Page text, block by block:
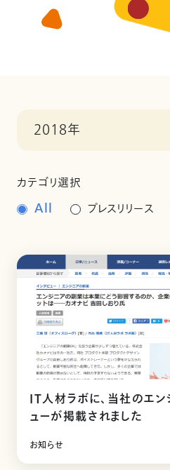
2018年
カテゴリ選択
All プレスリリース
IT人材ラボに、当社のエ
ューが掲載されました
お知らせ